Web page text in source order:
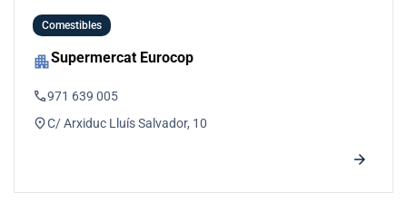
Comestibles
apartmentSupermercat Eurocop
phone971 639 005
location_onC/ Arxiduc Lluís Salvador, 10
arrow_forward